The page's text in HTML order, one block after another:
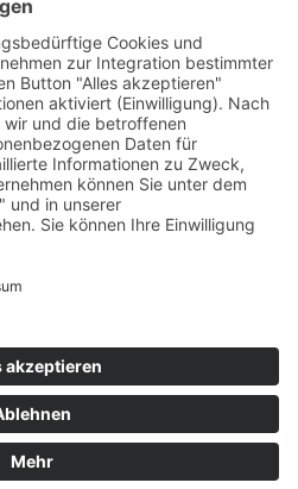
Bewusst Brüggen -
Brüggen der Bürgermeister.